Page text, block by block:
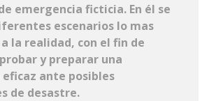
emergencia ficticia. En él se
escenarios lo mas
la realidad, con el fin de
y preparar una
ante posibles
de desastre.